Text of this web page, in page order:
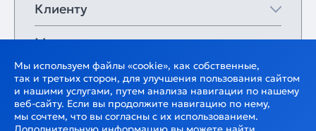
Клиенту
Мои закладки
Мы используем файлы «cookie», как собственные,
так и третьих сторон, для улучшения пользования сайтом
и нашими услугами, путем анализа навигации по нашему
веб-сайту. Если вы продолжите навигацию по нему,
мы сочтем, что вы согласны с их использованием.